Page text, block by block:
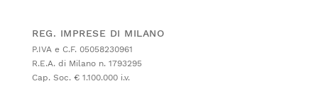
REG. IMPRESE DI MILANO
P.IVA e C.F. 05058230961
R.E.A. di Milano n. 1793295
Cap. Soc. € 1.100.000 i.v.